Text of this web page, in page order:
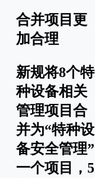
合并项目更
加合理
新规将8个特
种设备相关
管理项目合
并为“特种设
备安全管理”
一个项目，5